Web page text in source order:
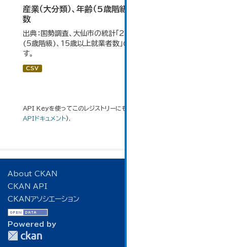
産業（大分類）、年齢（5歳階級）、15歳以上就業者
数
出典：国勢調査、大仙市の統計「2-7 産業(大分類)、年齢
(5歳階級)、15歳以上就業者数」のデータを参照していま
す。
CSV
API Keyを使ってこのレジストリーにもアクセス可能です
APIドキュメント).
About CKAN
CKAN API
CKANアソシエーション
Powered by